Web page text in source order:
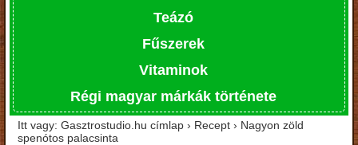
Teázó
Fűszerek
Vitaminok
Régi magyar márkák története
Itt vagy: Gasztrostudio.hu címlap › Recept › Nagyon zöld
spenótos palacsinta